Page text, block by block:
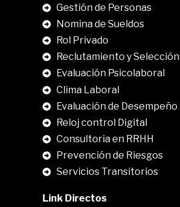
Gestión de Personas
Nomina de Sueldos
Rol Privado
Reclutamiento y Selección
Evaluación Psicolaboral
Clima Laboral
Evaluación de Desempeño
Reloj control Digital
Consultoria en RRHH
Prevención de Riesgos
Servicios Transitorios
Link Directos